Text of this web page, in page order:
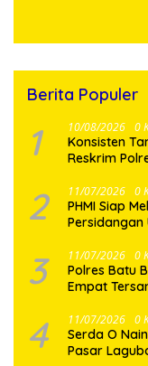
Berita Populer
1 10/08/2026 0
Konsisten
Reskrim
2 11/07/2026 0
PHMI Siap
Persidangan
3 11/07/2026 0
Polres Batu
Empat
4 11/07/2026 0
Serda O
Pasar